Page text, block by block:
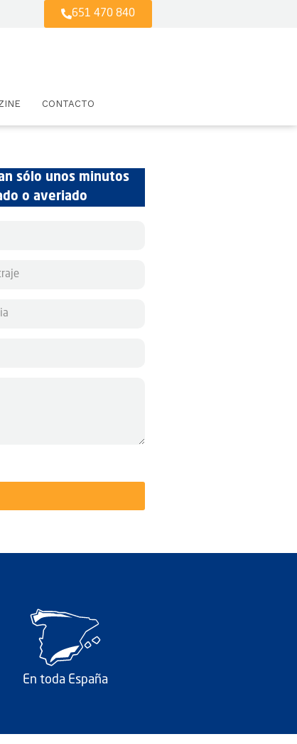
651 470 840
CONTACTO
sólo unos minutos
o averiado
En toda España